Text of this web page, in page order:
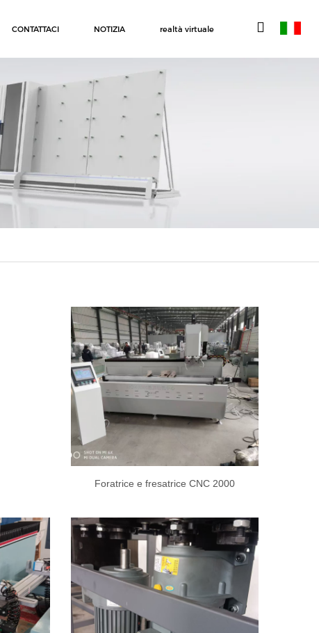
CONTATTACI NOTIZIA realtà virtuale
Foratrice e fresatrice CNC 2000